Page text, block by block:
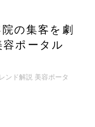
院の集客を劇
ポータル
ンド解説 美容ポータ